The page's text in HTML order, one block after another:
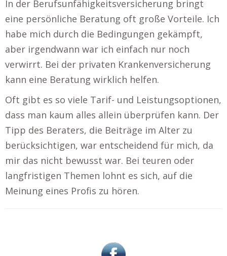
In der Berufsunfähigkeitsversicherung bringt
eine persönliche Beratung oft große Vorteile. Ich
habe mich durch die Bedingungen gekämpft,
aber irgendwann war ich einfach nur noch
verwirrt. Bei der privaten Krankenversicherung
kann eine Beratung wirklich helfen.
Oft gibt es so viele Tarif- und Leistungsoptionen,
dass man kaum alles allein überprüfen kann. Der
Tipp des Beraters, die Beiträge im Alter zu
berücksichtigen, war entscheidend für mich, da
mir das nicht bewusst war. Bei teuren oder
langfristigen Themen lohnt es sich, auf die
Meinung eines Profis zu hören.